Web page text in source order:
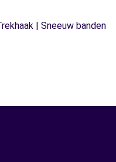
| Sneeuw banden